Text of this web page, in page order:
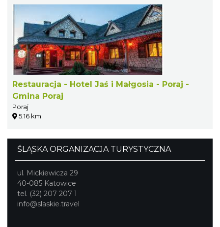
Restauracja - Hotel Jaś i Małgosia - Poraj -
Gmina Poraj
Poraj
5.16 km
ŚLĄSKA ORGANIZACJA TURYSTYCZNA
ul. Mickiewicza 29
40-085 Katowice
tel. (32) 207 207 1
info@slaskie.travel